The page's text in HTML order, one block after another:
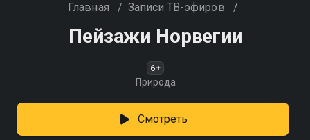
Главная / Записи ТВ-эфиров /
Пейзажи Норвегии
6+
Природа
Смотреть